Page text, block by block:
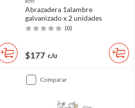
Abrazadera 1alambre
galvanizado x 2 unidades
(0)
$177 c/u
comparar